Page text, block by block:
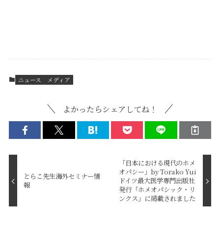
ニュース メディア
よかったらシェアしてね！
とらこ先生海外セミナー情
報
「日本における現代のホメ
オパシー」by Torako Yui
ドイツ最大医学専門出版社
発行「ホメオパシック・リ
ンクス」に掲載されました